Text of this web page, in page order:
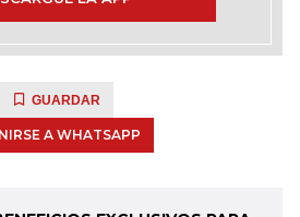
GUARDAR
A WHATSAPP